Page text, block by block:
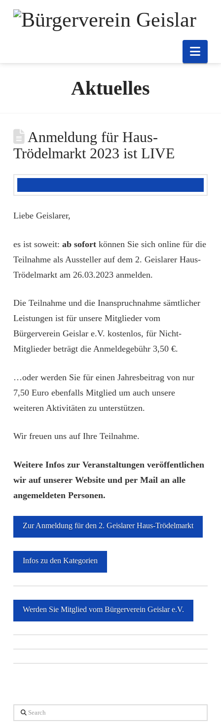
Aktuelles
Anmeldung für Haus-
Trödelmarkt 2023 ist LIVE
Liebe Geislarer,
es ist soweit: ab sofortkönnen Sie sich online für die
Teilnahme als Aussteller auf dem 2. Geislarer Haus-
Trödelmarkt am 26.03.2023 anmelden.
Die Teilnahme und die Inanspruchnahme sämtlicher
Leistungen ist für unsere Mitglieder vom
Bürgerverein Geislar e.V. kostenlos, für Nicht-
Mitglieder beträgt die Anmeldegebühr 3,50 €.
…oder werden Sie für einen Jahresbeitrag von nur
7,50 Euro ebenfalls Mitglied um auch unsere
weiteren Aktivitäten zu unterstützen.
Wir freuen uns auf Ihre Teilnahme.
Weitere Infos zur Veranstaltungen veröffentlichen
wir auf unserer Website und per Mail an alle
angemeldeten Personen.
Zur Anmeldung für den 2. Geislarer Haus-Trödelmarkt
Infos zu den Kategorien
Werden Sie Mitglied vom Bürgerverein Geislar e.V.
Search